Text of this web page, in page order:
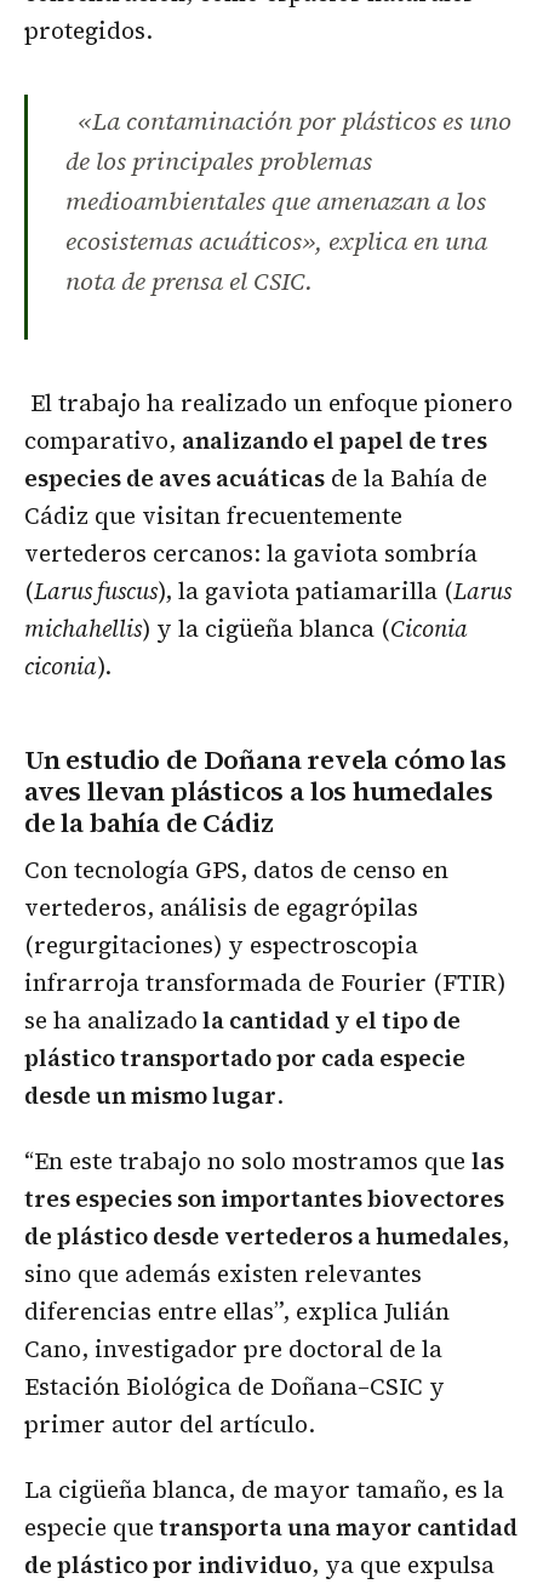
protegidos.
«La contaminación por plásticos es uno
de los principales problemas
medioambientales que amenazan a los
ecosistemas acuáticos», explica en una
nota de prensa el CSIC.
El trabajo ha realizado un enfoque pionero
comparativo, analizando el papel de tres
especies de aves acuáticas de la Bahía de
Cádiz que visitan frecuentemente
vertederos cercanos: la gaviota sombría
(Larus fuscus), la gaviota patiamarilla (Larus
michahellis) y la cigüeña blanca (Ciconia
ciconia).
Un estudio de Doñana revela cómo las
aves llevan plásticos a los humedales
de la bahía de Cádiz
Con tecnología GPS, datos de censo en
vertederos, análisis de egagrópilas
(regurgitaciones) y espectroscopia
infrarroja transformada de Fourier (FTIR)
se ha analizadola cantidad y el tipo de
plástico transportado por cada especie
desde un mismo lugar.
“En este trabajo no solo mostramos que las
tres especies son importantes biovectores
de plástico desde vertederos a humedales,
sino que además existen relevantes
diferencias entre ellas”, explica Julián
Cano, investigador pre doctoral de la
Estación Biológica de Doñana–CSIC y
primer autor del artículo.
La cigüeña blanca, de mayor tamaño, es la
especie quetransporta una mayor cantidad
de plástico por individuo, ya que expulsa